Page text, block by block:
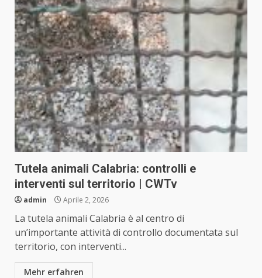
Tutela animali Calabria: controlli e
interventi sul territorio | CWTv
admin Aprile 2, 2026
La tutela animali Calabria è al centro di
un’importante attività di controllo documentata sul
territorio, con interventi...
Mehr erfahren